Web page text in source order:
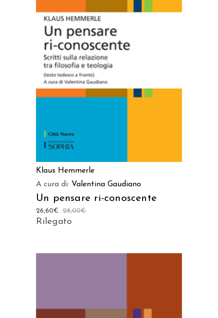
AGGIUNGI AL CARRELLO
Klaus Hemmerle
A cura di: Valentina Gaudiano
Un pensare ri-conoscente
28,00€
26,60€
Rilegato